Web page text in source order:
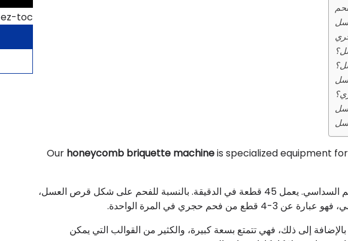
Our honeycomb briquette machineis specialized equipment
يمكن لهذه الآلة أن تصنع الفحم على شكل قرص العسل والفحم السداسي. يعمل 45 قطعة في الدقيقة. بالنسبة للفحم على شكل قرص العسل،
في المرة الواحدة.
إلى ذلك، فهي تتمتع بسعة كبيرة، والكثير من القوالب التي يمكن
ez-toc